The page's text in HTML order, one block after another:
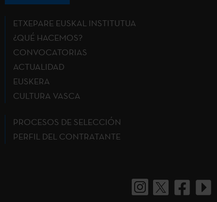
ETXEPARE EUSKAL INSTITUTUA
¿QUÉ HACEMOS?
CONVOCATORIAS
ACTUALIDAD
EUSKERA
CULTURA VASCA
PROCESOS DE SELECCIÓN
PERFIL DEL CONTRATANTE